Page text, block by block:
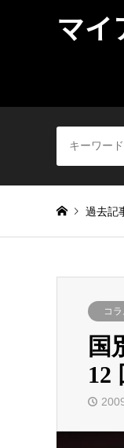
マイ
過去記
コ
国
12